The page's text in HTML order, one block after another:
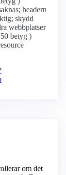
headern
skydd
webbplatser
betyg )
om det